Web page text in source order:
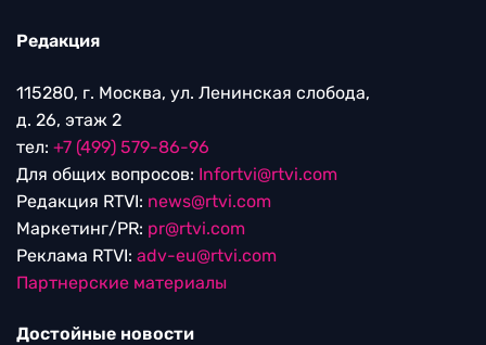
Редакция
115280, г. Москва, ул. Ленинская слобода,
д. 26, этаж 2
тел: +7 (499) 579-86-96
Для общих вопросов: Infortvi@rtvi.com
Редакция RTVI: news@rtvi.com
Маркетинг/PR: pr@rtvi.com
Реклама RTVI: adv-eu@rtvi.com
Партнерские материалы
Достойные новости